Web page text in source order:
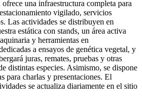
una infraestructura completa para
vigilado, servicios
Las actividades se distribuyen en
estática con stands, un área activa
y herramientas en
a ensayos de genética vegetal, y
juras, remates, pruebas y otras
distintas especies. Asimismo, se dispone
para charlas y presentaciones. El
se actualiza diariamente en el sitio